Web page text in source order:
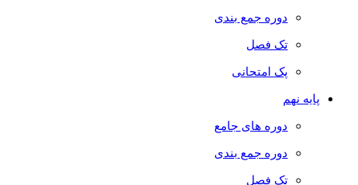
دوره جمع بندی
تک فصل
پک امتحانی
پایه نهم
دوره های جامع
دوره جمع بندی
تک فصل